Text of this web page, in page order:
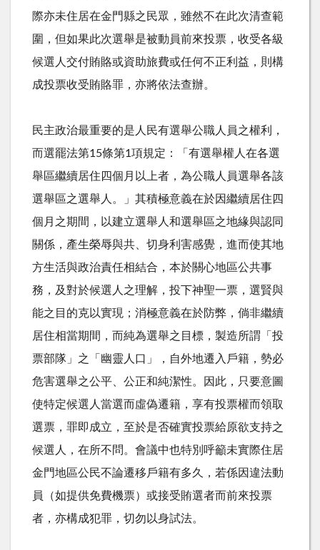
際亦未住居在金門縣之民眾，雖然不在此次清查範
圍，但如果此次選舉是被動員前來投票，收受各級
候選人交付賄賂或資助旅費或任何不正利益，則構
成投票收受賄賂罪，亦將依法查辦。
民主政治最重要的是人民有選舉公職人員之權利，
而選罷法第15條第1項規定：「有選舉權人在各選
舉區繼續居住四個月以上者，為公職人員選舉各該
選舉區之選舉人。」其積極意義在於因繼續居住四
個月之期間，以建立選舉人和選舉區之地緣與認同
關係，產生榮辱與共、切身利害感覺，進而使其地
方生活與政治責任相結合，本於關心地區公共事
務，及對於候選人之理解，投下神聖一票，選賢與
能之目的克以實現；消極意義在於防弊，倘非繼續
居住相當期間，而純為選舉之目標，製造所謂「投
票部隊」之「幽靈人口」，自外地遷入戶籍，勢必
危害選舉之公平、公正和純潔性。因此，只要意圖
使特定候選人當選而虛偽遷籍，享有投票權而領取
選票，罪即成立，至於是否確實投票給原欲支持之
候選人，在所不問。會議中也特別呼籲未實際住居
金門地區公民不論遷移戶籍有多久，若係因違法動
員（如提供免費機票）或接受賄選者而前來投票
者，亦構成犯罪，切勿以身試法。